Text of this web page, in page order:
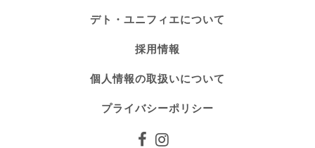
デト・ユニフィエについて
採用情報
個人情報の取扱いについて
プライバシーポリシー